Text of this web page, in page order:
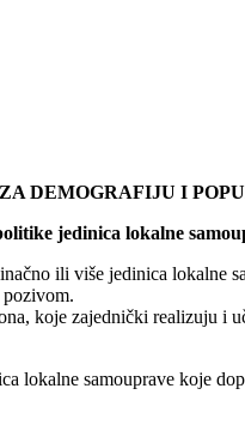
DEMOGRAFIJU I
jedinica lokalne
ili više jedinica lokalne
koje zajednički realizuju i
lokalne samouprave koje